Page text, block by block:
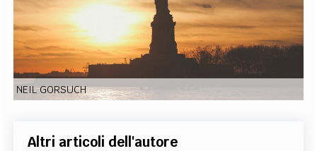
EXTRA
CODICI RUBRICHE LIBRI PROCEEDINGS PUBBLICITÀ CONTATTI
SOCIAL MEDIA
NEIL GORSUCH
Altri articoli dell'autore